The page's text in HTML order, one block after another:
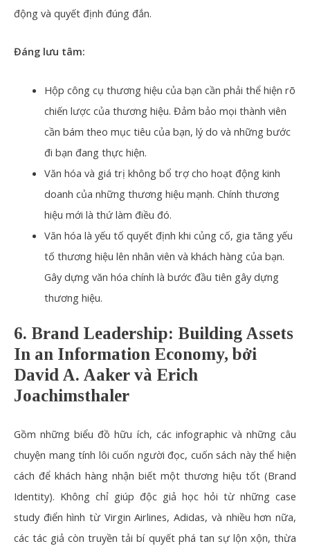
động và quyết định đúng đắn.
Đáng lưu tâm:
Hộp công cụ thương hiệu của bạn cần phải thể hiện rõ
chiến lược của thương hiệu. Đảm bảo mọi thành viên
cần bám theo mục tiêu của bạn, lý do và những bước
đi bạn đang thực hiện.
Văn hóa và giá trị không bổ trợ cho hoạt động kinh
doanh của những thương hiệu mạnh. Chính thương
hiệu mới là thứ làm điều đó.
Văn hóa là yếu tố quyết định khi củng cố, gia tăng yếu
tố thương hiệu lên nhân viên và khách hàng của bạn.
Gây dựng văn hóa chính là bước đầu tiên gây dựng
thương hiệu.
6. Brand Leadership: Building Assets
In an Information Economy, bởi
David A. Aaker và Erich
Joachimsthaler
Gồm những biểu đồ hữu ích, các infographic và những câu
chuyện mang tính lôi cuốn người đọc, cuốn sách này thể hiện
cách để khách hàng nhận biết một thương hiệu tốt (Brand
Identity). Không chỉ giúp độc giả học hỏi từ những case
study điển hình từ Virgin Airlines, Adidas, và nhiều hơn nữa,
các tác giả còn truyền tải bí quyết phá tan sự lộn xộn, thừa